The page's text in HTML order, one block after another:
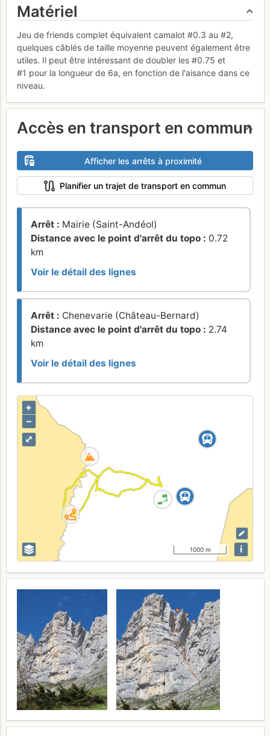
Matériel
Jeu de friends complet équivalent camalot #0.3 au #2,
quelques câblés de taille moyenne peuvent également être
utiles. Il peut être intéressant de doubler les #0.75 et
#1 pour la longueur de 6a, en fonction de l'aisance dans ce
niveau.
Accès en transport en commun
Afficher les arrêts à proximité
Planifier un trajet de transport en commun
Arrêt : Mairie (Saint-Andéol)
Distance avec le point d'arrêt du topo : 0.72
km
Voir le détail des lignes
Arrêt : Chenevarie (Château-Bernard)
Distance avec le point d'arrêt du topo : 2.74
km
Voir le détail des lignes
⤢
+
–
1000 m i